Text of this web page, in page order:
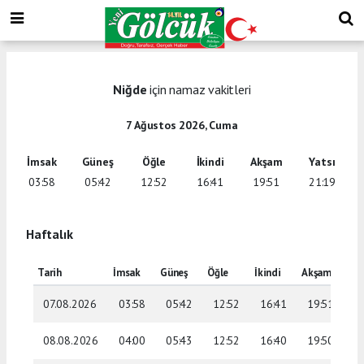
Niğde için namaz vakitleri
7 Ağustos 2026, Cuma
İmsak
03:58
Güneş
05:42
Öğle
12:52
İkindi
16:41
Akşam
19:51
Yatsı
21:19
Haftalık
Tarih İmsak Güneş Öğle İkindi Akşam
07.08.2026 03:58 05:42 12:52 16:41 19:51
08.08.2026 04:00 05:43 12:52 16:40 19:50